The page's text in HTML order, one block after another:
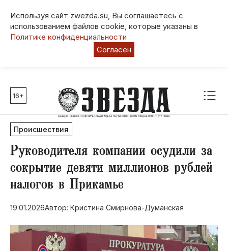
Используя сайт zwezda.su, Вы соглашаетесь с
использованием файлов cookie, которые указаны в
Политике конфиденциальности
Согласен
Главные темы
80 лет Победы
Молодежная столица РФ
СВО
Социальная поддержка
Инфраструктура
Благоустройство
16+
Происшествия
Руководителя компании осудили за
сокрытие девяти миллионов рублей
налогов в Прикамье
19.01.2026Автор: Кристина Смирнова-Думанская